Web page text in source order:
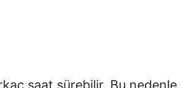
saat sürebilir. Bu nedenle